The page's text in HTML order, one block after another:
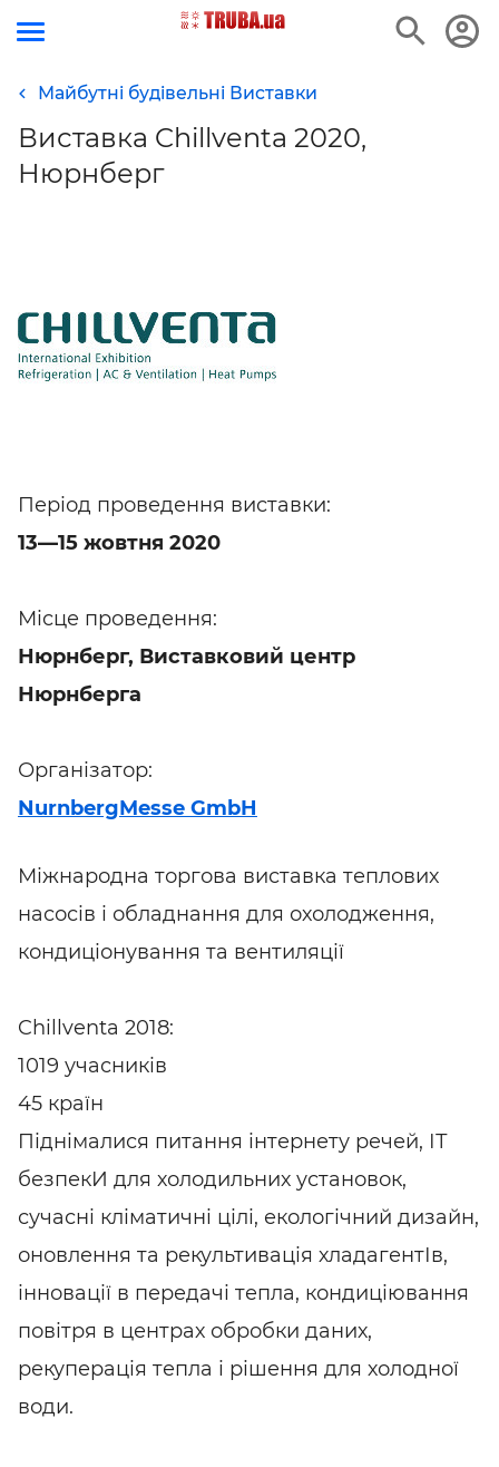
Майбутні будівельні Виставки
Виставка Chillventa 2020,
Нюрнберг
Період проведення виставки:
13—15 жовтня 2020
Місце проведення:
Нюрнберг, Виставковий центр
Нюрнберга
Організатор:
NurnbergMesse GmbH
Міжнародна торгова виставка теплових
насосів і обладнання для охолодження,
кондиціонування та вентиляції
Chillventa 2018:
1019 учасників
45 країн
Піднімалися питання інтернету речей, ІТ
безпекИ для холодильних установок,
сучасні кліматичні цілі, екологічний дизайн,
оновлення та рекультивація хладагентІв,
інновації в передачі тепла, кондиціювання
повітря в центрах обробки даних,
рекуперація тепла і рішення для холодної
води.